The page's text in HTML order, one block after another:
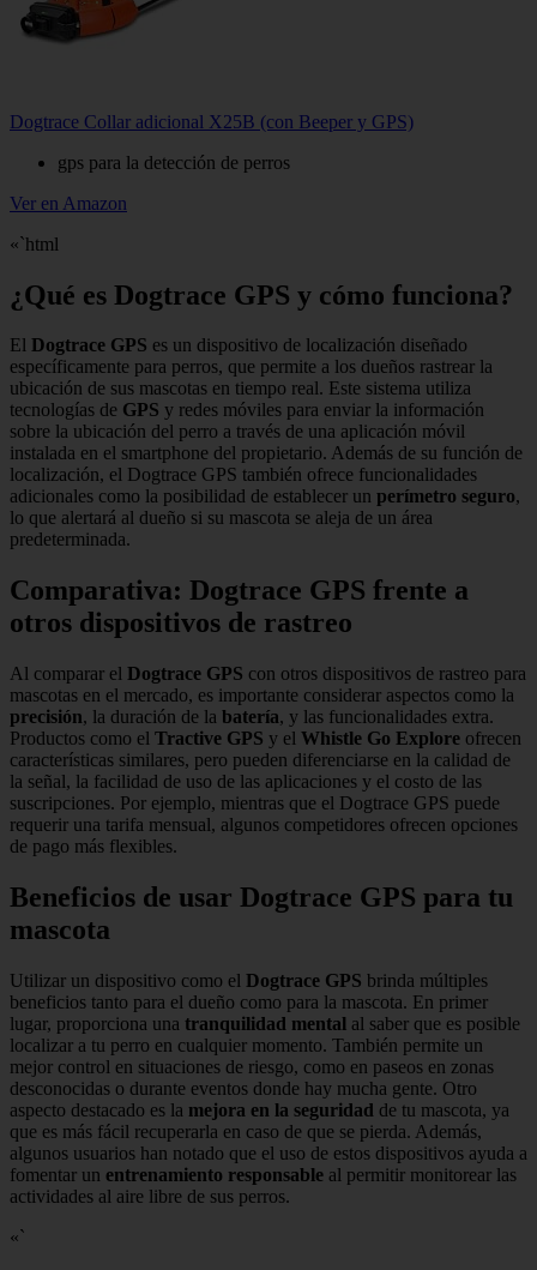
Dogtrace Collar adicional X25B (con Beeper y GPS)
gps para la detección de perros
Ver en Amazon
«`html
¿Qué es Dogtrace GPS y cómo funciona?
El Dogtrace GPS es un dispositivo de localización diseñado
específicamente para perros, que permite a los dueños rastrear la
ubicación de sus mascotas en tiempo real. Este sistema utiliza
tecnologías de GPS y redes móviles para enviar la información
sobre la ubicación del perro a través de una aplicación móvil
instalada en el smartphone del propietario. Además de su función de
localización, el Dogtrace GPS también ofrece funcionalidades
adicionales como la posibilidad de establecer un perímetro seguro,
lo que alertará al dueño si su mascota se aleja de un área
predeterminada.
Comparativa: Dogtrace GPS frente a
otros dispositivos de rastreo
Al comparar el Dogtrace GPS con otros dispositivos de rastreo para
mascotas en el mercado, es importante considerar aspectos como la
precisión, la duración de la batería, y las funcionalidades extra.
Productos como el Tractive GPS y el Whistle Go Explore ofrecen
características similares, pero pueden diferenciarse en la calidad de
la señal, la facilidad de uso de las aplicaciones y el costo de las
suscripciones. Por ejemplo, mientras que el Dogtrace GPS puede
requerir una tarifa mensual, algunos competidores ofrecen opciones
de pago más flexibles.
Beneficios de usar Dogtrace GPS para tu
mascota
Utilizar un dispositivo como el Dogtrace GPS brinda múltiples
beneficios tanto para el dueño como para la mascota. En primer
lugar, proporciona una tranquilidad mental al saber que es posible
localizar a tu perro en cualquier momento. También permite un
mejor control en situaciones de riesgo, como en paseos en zonas
desconocidas o durante eventos donde hay mucha gente. Otro
aspecto destacado es la mejora en la seguridad de tu mascota, ya
que es más fácil recuperarla en caso de que se pierda. Además,
algunos usuarios han notado que el uso de estos dispositivos ayuda a
fomentar un entrenamiento responsable al permitir monitorear las
actividades al aire libre de sus perros.
«`